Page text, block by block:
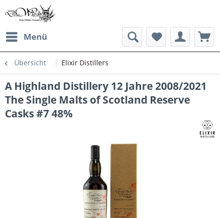
Menü
Übersicht Elixir Distillers
A Highland Distillery 12 Jahre 2008/2021
The Single Malts of Scotland Reserve
Casks #7 48%